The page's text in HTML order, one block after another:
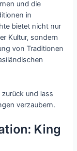
und die
in
bietet nicht nur
Kultur, sondern
von Traditionen
und lass
verzaubern.
King